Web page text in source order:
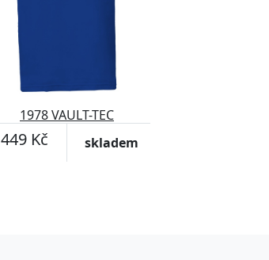
1978 VAULT-TEC
449 Kč skladem